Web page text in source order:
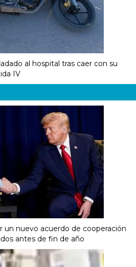
al hospital tras caer con su
IV
un nuevo acuerdo de cooperación
antes de fin de año